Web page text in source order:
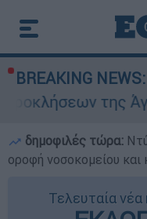
BREAKING NEWS:
Άγκυρας στο
δημοφιλές τώρα:
οροφή νοσοκομείου και
Τελευταία νέα